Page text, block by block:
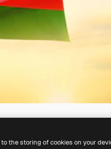
the storing of cookies on your